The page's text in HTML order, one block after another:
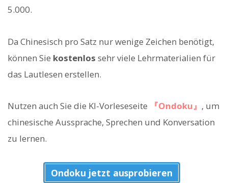
5.000.
Da Chinesisch pro Satz nur wenige Zeichen benötigt,
können Sie kostenlos sehr viele Lehrmaterialien für
das Lautlesen erstellen.
Nutzen auch Sie die KI-Vorleseseite 『Ondoku』 , um
chinesische Aussprache, Sprechen und Konversation
zu lernen.
Ondoku jetzt ausprobieren